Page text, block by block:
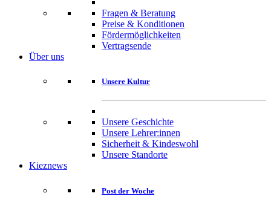
Fragen & Beratung
Preise & Konditionen
Fördermöglichkeiten
Vertragsende
Über uns
Unsere Kultur
Unsere Geschichte
Unsere Lehrer:innen
Sicherheit & Kindeswohl
Unsere Standorte
Kieznews
Post der Woche